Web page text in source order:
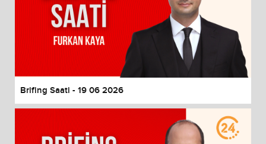
Brifing Saati - 19 06 2026